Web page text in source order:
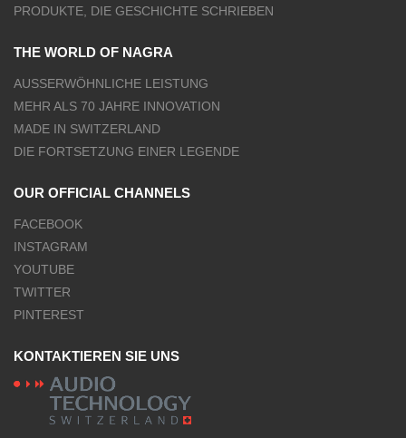
PRODUKTE, DIE GESCHICHTE SCHRIEBEN
THE WORLD OF NAGRA
AUSSERWÖHNLICHE LEISTUNG
MEHR ALS 70 JAHRE INNOVATION
MADE IN SWITZERLAND
DIE FORTSETZUNG EINER LEGENDE
OUR OFFICIAL CHANNELS
FACEBOOK
INSTAGRAM
YOUTUBE
TWITTER
PINTEREST
KONTAKTIEREN SIE UNS